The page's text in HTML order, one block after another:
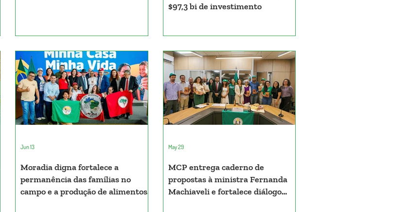
$97,3 bi de investimento
Moradia digna fortalece a
permanência das famílias no
campo e a produção de alimentos
Jun 13
MCP entrega caderno de
propostas à ministra Fernanda
Machiaveli e fortalece diálogo
May 29